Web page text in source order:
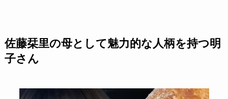
佐藤栞里の母として魅力的な人柄を持つ明
子さん